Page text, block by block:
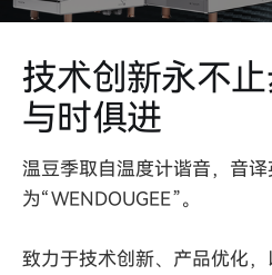
技术创新永不
与时俱进
温豆季取自温度计谐音，音译
为“WENDOUGEE”。
致力于技术创新、产品优化